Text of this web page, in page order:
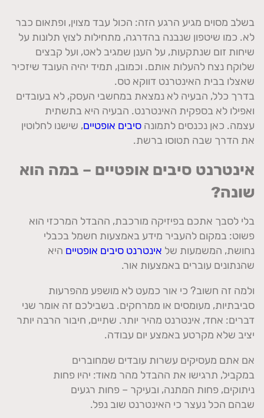
בשלב מסוים מגיע הרגע הזה: הכול עבד מצוין, ופתאום כבר
לא. כמו שיטפון שנבנה בהדרגה, מתחילות לצוץ תלונות על
שיחות זום שנתקעות, על הענן שמגיב לאט, ועל קבצים
שלוקח נצח להעלות אותם. וכמובן, תמיד יהיה העובד שיזכיר
שאצלו בבית האינטרנט דווקא טס.
בדרך כלל, הבעיה לא נמצאת במחשבי העסק, לא בעובדים
ואפילו לא בספקית האינטרנט. הבעיה היא בתשתית
עצמה. כאן נכנסים לתמונה סיבים אופטיים, שישנו לחלוטין
את הדרך שבה תטוסו ברשת.
אינטרנט סיבים אופטיים – במה הוא
שונה?
בלי לסבך אתכם בפיזיקה מורכבת, ההבדל המרכזי הוא
פשוט: במקום להעביר מידע באמצעות חשמל בכבלי
נחושת, המשמעות של אינטרנט סיבים אופטיים היא
שהנתונים עוברים באמצעות אור.
ולמה זה חשוב? כי אור כמעט לא מושפע מהפרעות
סביבתיות, מעומסים או ממרחקים. בשבילכם זה אומר שני
דברים: אחד, אינטרנט מהיר יותר. שתיים, חיבור הרבה יותר
יציב שלא מקרטע באמצע יום עבודה.
אם אתם מעסיקים עשרות עובדים שמחוברים
במקביל, תרגישו את ההבדל מהר מאוד: יהיו פחות
ניתוקים, פחות המתנה, ובעיקר – פחות רגעים
שבהם הכל נעצר כי האינטרנט שוב נפל.